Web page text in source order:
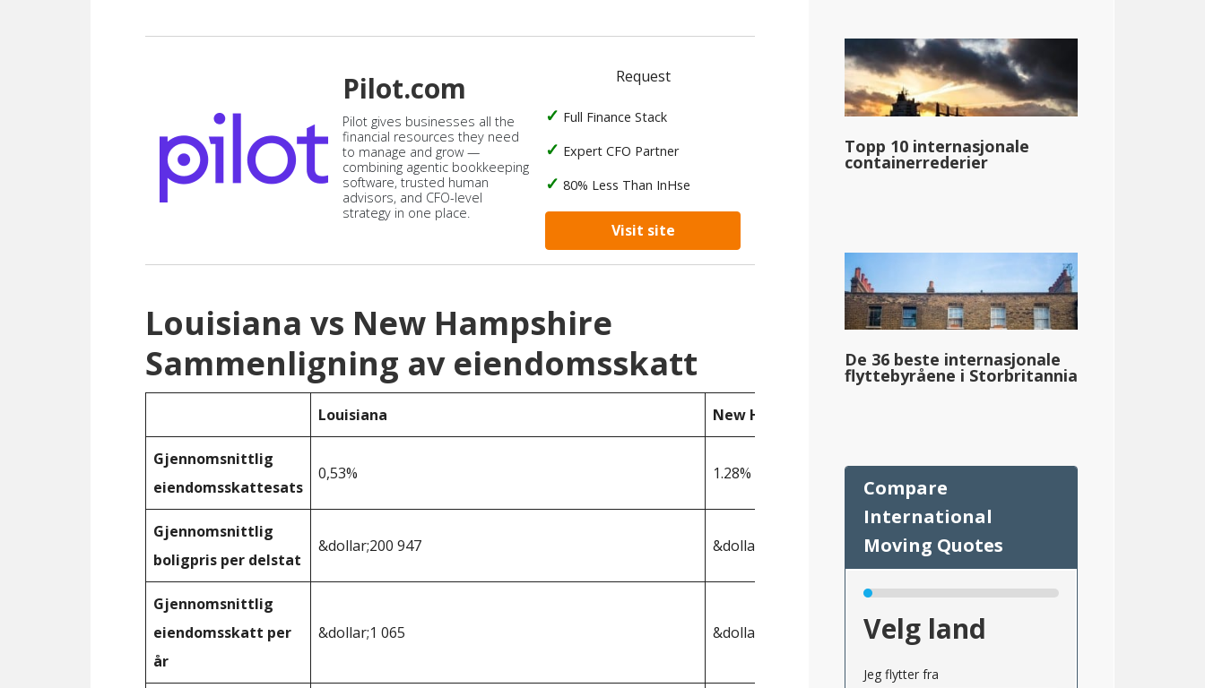
Pilot.com
Pilot gives businesses all the
financial resources they need
to manage and grow —
combining agentic bookkeeping
software, trusted human
advisors, and CFO-level
strategy in one place.
Request
Full Finance Stack
Expert CFO Partner
80% Less Than InHse
Visit site
Louisiana vs New Hampshire
Sammenligning av eiendomsskatt
Louisiana New Hampshire
Gjennomsnittlig
eiendomsskattesats
0,53% 1.28%
Gjennomsnittlig
boligpris per delstat
&dollar;200 947 &dollar;467 775
Gjennomsnittlig
eiendomsskatt per
år
&dollar;1 065 &dollar;5 988
Topp 10 internasjonale
containerrederier
De 36 beste internasjonale
flyttebyråene i Storbritannia
Velg land
Jeg flytter fra